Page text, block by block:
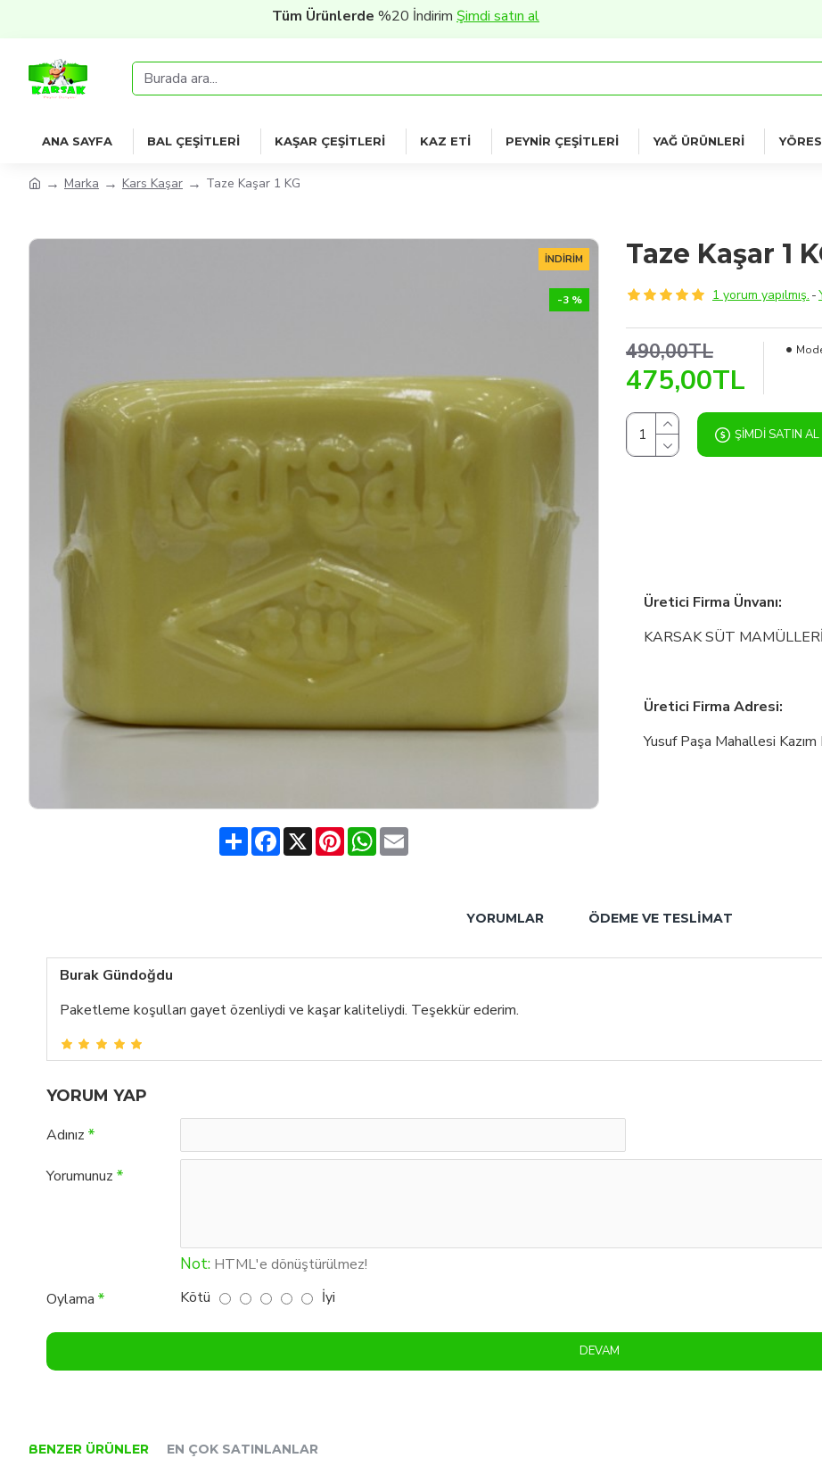
Tüm Ürünlerde%20 İndirimŞimdi satın al
ANA SAYFA BAL ÇEŞITLERI KAŞAR ÇEŞITLERI KAZ ETI PEYNIR ÇEŞITLERI YAĞ ÜRÜNLERI
Marka Kars Kaşar Taze Kaşar 1 KG
İNDIRIM
-3 %
ShareFacebook
X PinterestWhatsApp
Email
Taze Kaşar 1
1 yorum yapılmış. -
475,00TL
490,00TL
ŞIMDI SATIN AL
Üretici Firma Ünvanı:
KARSAK SÜT
Üretici Firma Adresi:
Yusuf Paşa Mahallesi
YORUMLAR ÖDEME VE TESLIMAT
Burak Gündoğdu
Paketleme koşulları gayet özenliydi ve kaşar kaliteliydi. Teşekkür ederim.
YORUM YAP
Adınız
Yorumunuz
Not: HTML'e dönüştürülmez!
Oylama
Kötü İyi
DEVAM
BENZER ÜRÜNLER EN ÇOK SATINLANLAR